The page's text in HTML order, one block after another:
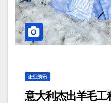
企业资讯
意大利杰出羊毛